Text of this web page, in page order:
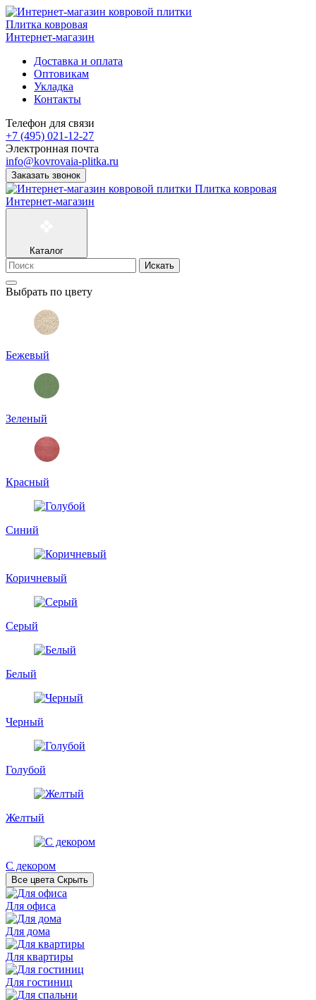
Плитка ковровая
Интернет-магазин
Доставка и оплата
Оптовикам
Укладка
Контакты
Телефон для связи
+7 (495) 021-12-27
Электронная почта
info@kovrovaia-plitka.ru
Заказать звонок
Плитка ковровая
Интернет-магазин
Каталог
Искать
Выбрать по цвету
Бежевый
Зеленый
Красный
Синий
Коричневый
Серый
Белый
Черный
Голубой
Желтый
С декором
Все цвета Скрыть
Для офиса
Для дома
Для квартиры
Для гостиниц